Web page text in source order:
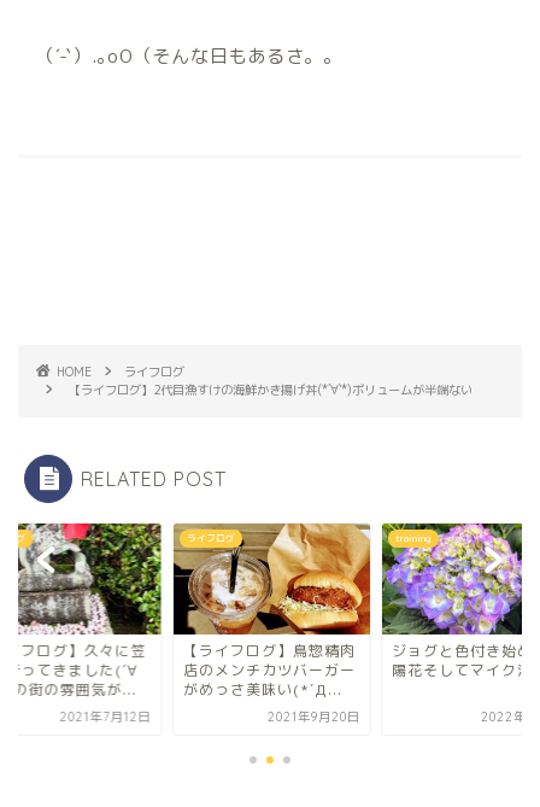
（´-`）.｡oO（そんな日もあるさ。。
HOME
ライフログ
【ライフログ】2代目漁すけの海鮮かき揚げ丼(*´∀`*)ボリュームが半端ない
RELATED POST
ログ
イフログ】久々に笠
行ってきました(´∀
の街の雰囲気が...
2021年7月12日
ライフログ
【ライフログ】鳥惣精肉
店のメンチカツバーガー
がめっさ美味い(*´Д...
2021年9月20日
training
ジョグと色付き始め
陽花そしてマイク沼
2022年6